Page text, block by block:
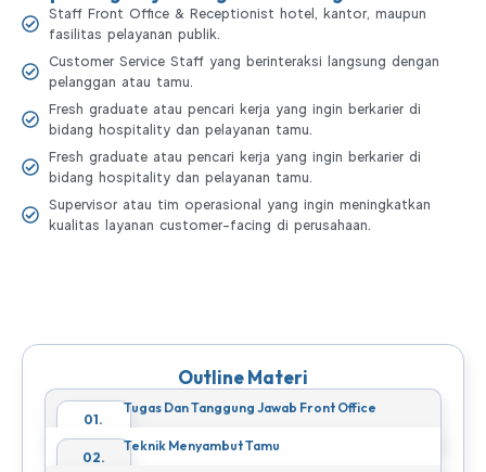
Staff Front Office & Receptionist hotel, kantor, maupun
fasilitas pelayanan publik.
Customer Service Staff yang berinteraksi langsung dengan
pelanggan atau tamu.
Fresh graduate atau pencari kerja yang ingin berkarier di
bidang hospitality dan pelayanan tamu.
Fresh graduate atau pencari kerja yang ingin berkarier di
bidang hospitality dan pelayanan tamu.
Supervisor atau tim operasional yang ingin meningkatkan
kualitas layanan customer-facing di perusahaan.
Outline Materi
01.
Tugas Dan Tanggung Jawab Front Office
02.
Teknik Menyambut Tamu